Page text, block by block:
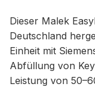
Dieser Malek
Deutschland
Einheit mit
Abfüllung von
Leistung von